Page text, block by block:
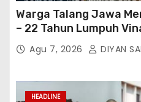
Warga Talang Jawa
– 22 Tahun Lumpuh
Tiktok Inginkan Kursi
Perwakilan Provinsi
Bertindak
Agu 7, 2026 DIYAN
HEADLINE